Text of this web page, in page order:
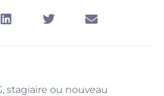
stagiaire ou nouveau